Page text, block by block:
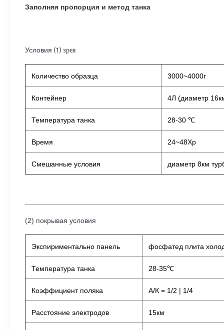
Заполняя пропорция и метод танка
Условия ⑴ зрея
Количество образца 3000~4000г
Контейнер 4Л (диаметр
Температура танка 28-30 ℃
Время 24~48Хр
Смешанные условия диаметр 8км
(2) покрывая условия
Экспириментально панель фосфатед плита
Температура танка 28-35℃
Коэффициент поляка А/К = 1/2 | 1/4
Расстояние электродов 15км